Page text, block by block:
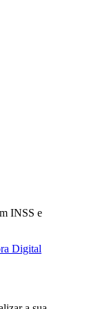
INSS e